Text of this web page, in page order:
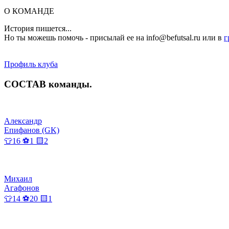
О КОМАНДЕ
История пишется...
Но ты можешь помочь - присылай ее на info@befutsal.ru или в
Профиль клуба
СОСТАВ команды.
Александр
Епифанов (GK)
👕16 ⚽1 🟨2
Михаил
Агафонов
👕14 ⚽20 🟨1